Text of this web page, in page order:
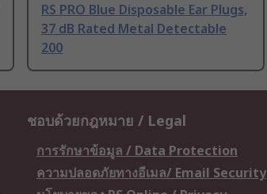
RS PRO Blue Disposable Ear Plugs,
37 dB Rated Metal Detectable
200
ชอบด้วยกฎหมาย / Legal
การรักษาข้อมูล / Data Protection
ความปลอดภัยทางอีเมล/ Email Security